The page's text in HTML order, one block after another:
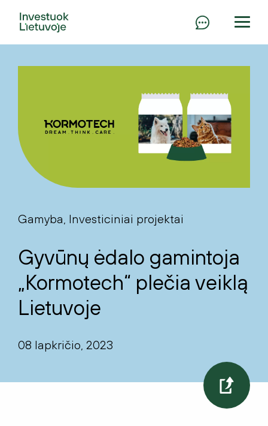
Gamyba, Investiciniai projektai
Gyvūnų ėdalo gamintoja
„Kormotech“ plečia veiklą
Lietuvoje
08 lapkričio, 2023